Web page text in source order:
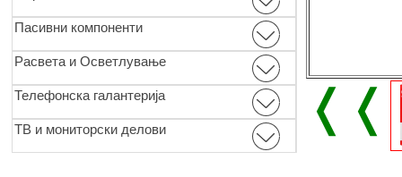
Пасивни компоненти
Расвета и Осветлување
Телефонска галантерија
ТВ и мониторски делови ❬❬